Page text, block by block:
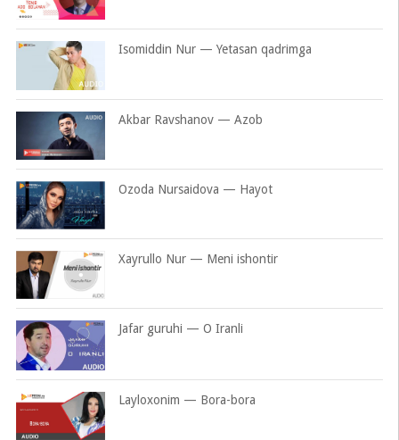
Isomiddin Nur — Yetasan qadrimga
Akbar Ravshanov — Azob
Ozoda Nursaidova — Hayot
Xayrullo Nur — Meni ishontir
Jafar guruhi — O Iranli
Layloxonim — Bora-bora